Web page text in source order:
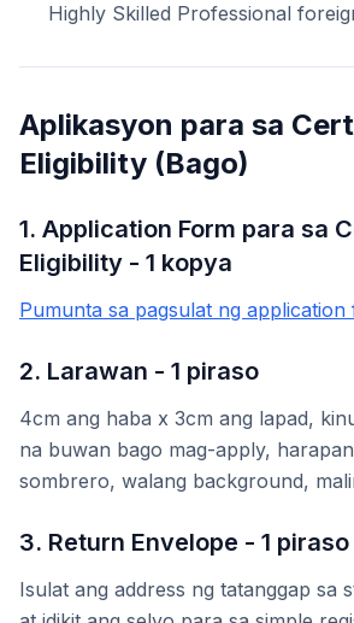
Highly Skilled Professional
Aplikasyon para sa
Eligibility (Bago)
1. Application Form para sa
Eligibility - 1 kopya
Pumunta sa pagsulat ng application
2. Larawan - 1 piraso
4cm ang haba x 3cm ang lapad,
na buwan bago mag-apply,
sombrero, walang background,
3. Return Envelope - 1 piraso
Isulat ang address ng tatanggap sa